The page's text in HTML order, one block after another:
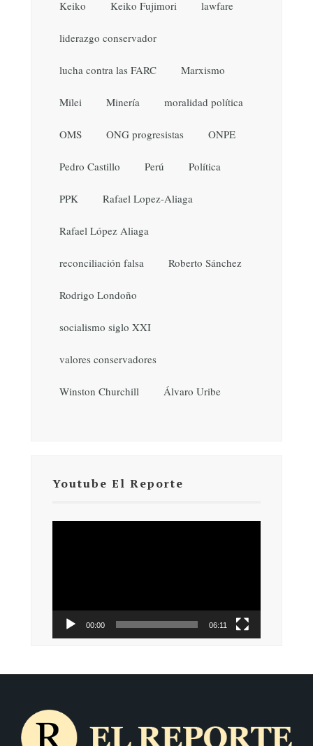
Keiko Keiko Fujimori lawfare
liderazgo conservador
lucha contra las FARC Marxismo
Milei Minería moralidad política
OMS ONG progresistas ONPE
Pedro Castillo Perú Política
PPK Rafael Lopez-Aliaga
Rafael López Aliaga
reconciliación falsa Roberto Sánchez
Rodrigo Londoño
socialismo siglo XXI
valores conservadores
Winston Churchill Álvaro Uribe
Youtube El Reporte
00:00 06:11